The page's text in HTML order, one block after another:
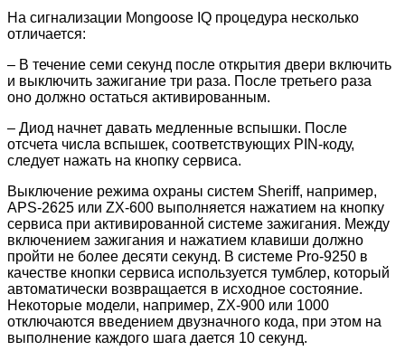
На сигнализации Mongoose IQ процедура несколько
отличается:
– В течение семи секунд после открытия двери включить
и выключить зажигание три раза. После третьего раза
оно должно остаться активированным.
– Диод начнет давать медленные вспышки. После
отсчета числа вспышек, соответствующих PIN-коду,
следует нажать на кнопку сервиса.
Выключение режима охраны систем Sheriff, например,
APS-2625 или ZX-600 выполняется нажатием на кнопку
сервиса при активированной системе зажигания. Между
включением зажигания и нажатием клавиши должно
пройти не более десяти секунд. В системе Pro-9250 в
качестве кнопки сервиса используется тумблер, который
автоматически возвращается в исходное состояние.
Некоторые модели, например, ZX-900 или 1000
отключаются введением двузначного кода, при этом на
выполнение каждого шага дается 10 секунд.